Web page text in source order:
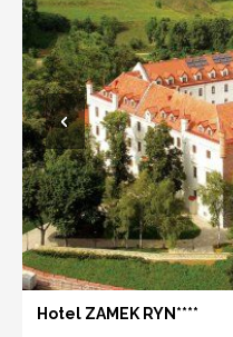
Hotel ZAMEK RYN****